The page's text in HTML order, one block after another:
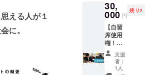
える人が１
に。
紅茶が
飲み放
題！い
つでも
遊びに
きてく
ださい
ね。 ・
Facebo
生限定)
【2020
年3月31
日ま
で】 ▼
詳細 ・
agora参
加券は
社会人
グ終了
後、登
いただ
いてい
るメー
ルアド
レスに
ご連絡
のサ
ポー
ター松
下が、
あなた
の活動
に必要
なポス
ターor
30,
000 円
残り2
【自習
席使用
権！】
▼内容
小・中
高校生
支援
者：
1人